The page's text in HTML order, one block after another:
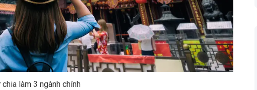
làm 3 ngành chính